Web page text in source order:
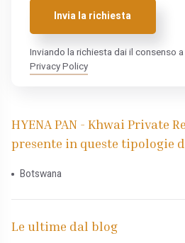
Invia la richiesta
Inviando la richiesta dai il consenso
Privacy Policy
HYENA PAN - Khwai Private
presente in queste tipologie
Botswana
Le ultime dal blog